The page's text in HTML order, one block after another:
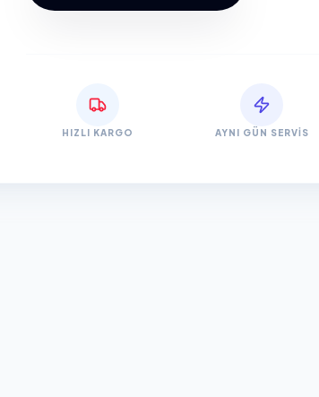
HIZLI KARGO AYNI GÜN SERVIS